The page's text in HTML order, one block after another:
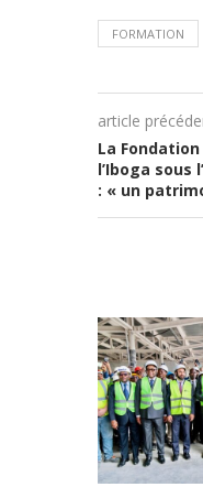
FORMATION
article
La
l’Iboga sous
: « un